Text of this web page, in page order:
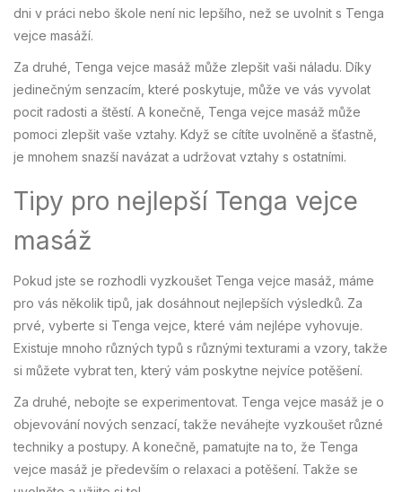
dni v práci nebo škole není nic lepšího, než se uvolnit s Tenga
vejce masáží.
Za druhé, Tenga vejce masáž může zlepšit vaši náladu. Díky
jedinečným senzacím, které poskytuje, může ve vás vyvolat
pocit radosti a štěstí. A konečně, Tenga vejce masáž může
pomoci zlepšit vaše vztahy. Když se cítíte uvolněně a šťastně,
je mnohem snazší navázat a udržovat vztahy s ostatními.
Tipy pro nejlepší Tenga vejce
masáž
Pokud jste se rozhodli vyzkoušet Tenga vejce masáž, máme
pro vás několik tipů, jak dosáhnout nejlepších výsledků. Za
prvé, vyberte si Tenga vejce, které vám nejlépe vyhovuje.
Existuje mnoho různých typů s různými texturami a vzory, takže
si můžete vybrat ten, který vám poskytne nejvíce potěšení.
Za druhé, nebojte se experimentovat. Tenga vejce masáž je o
objevování nových senzací, takže neváhejte vyzkoušet různé
techniky a postupy. A konečně, pamatujte na to, že Tenga
vejce masáž je především o relaxaci a potěšení. Takže se